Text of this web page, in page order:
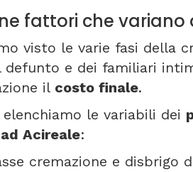
fattori che variano
visto le varie fasi della
defunto e dei familiari
il costo finale.
le variabili dei
Acireale:
cremazione e disbrigo